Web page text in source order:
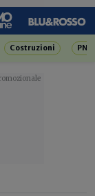
Costruzioni